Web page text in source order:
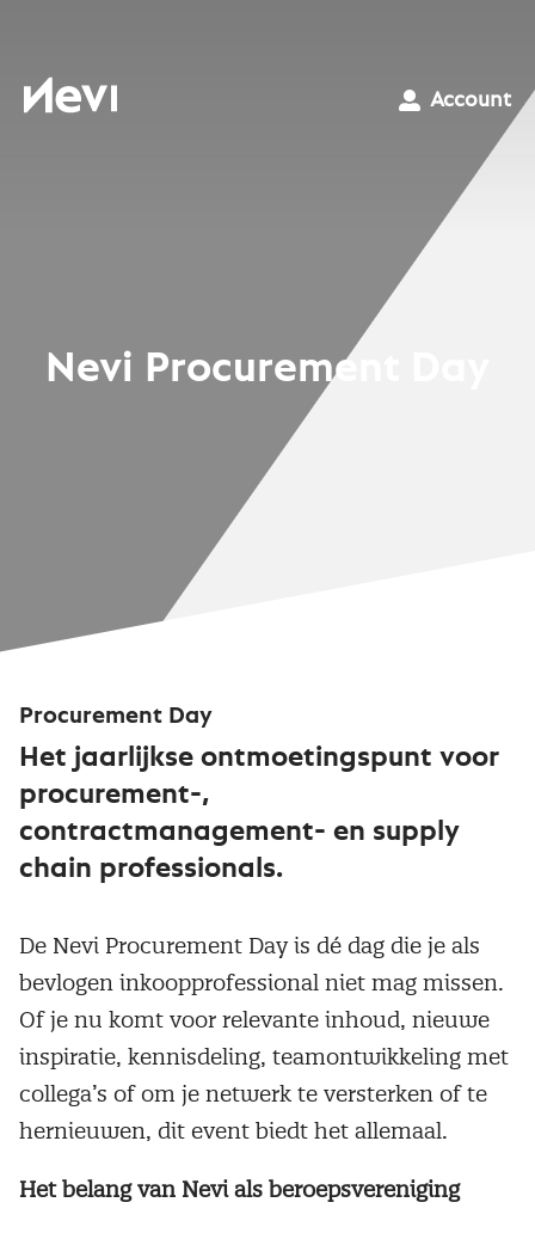
Nevi
Account
Nevi Procurement Day
Procurement Day
Het jaarlijkse ontmoetingspunt voor
procurement-,
contractmanagement- en supply
chain professionals.
De Nevi Procurement Day is dé dag die je als
bevlogen inkoopprofessional niet mag missen.
Of je nu komt voor relevante inhoud, nieuwe
inspiratie, kennisdeling, teamontwikkeling met
collega’s of om je netwerk te versterken of te
hernieuwen, dit event biedt het allemaal.
Het belang van Nevi als beroepsvereniging